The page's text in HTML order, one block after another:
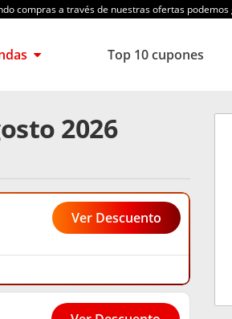
compras a través de nuestras ofertas
Top 10 cupones
2026
Ver Descuento